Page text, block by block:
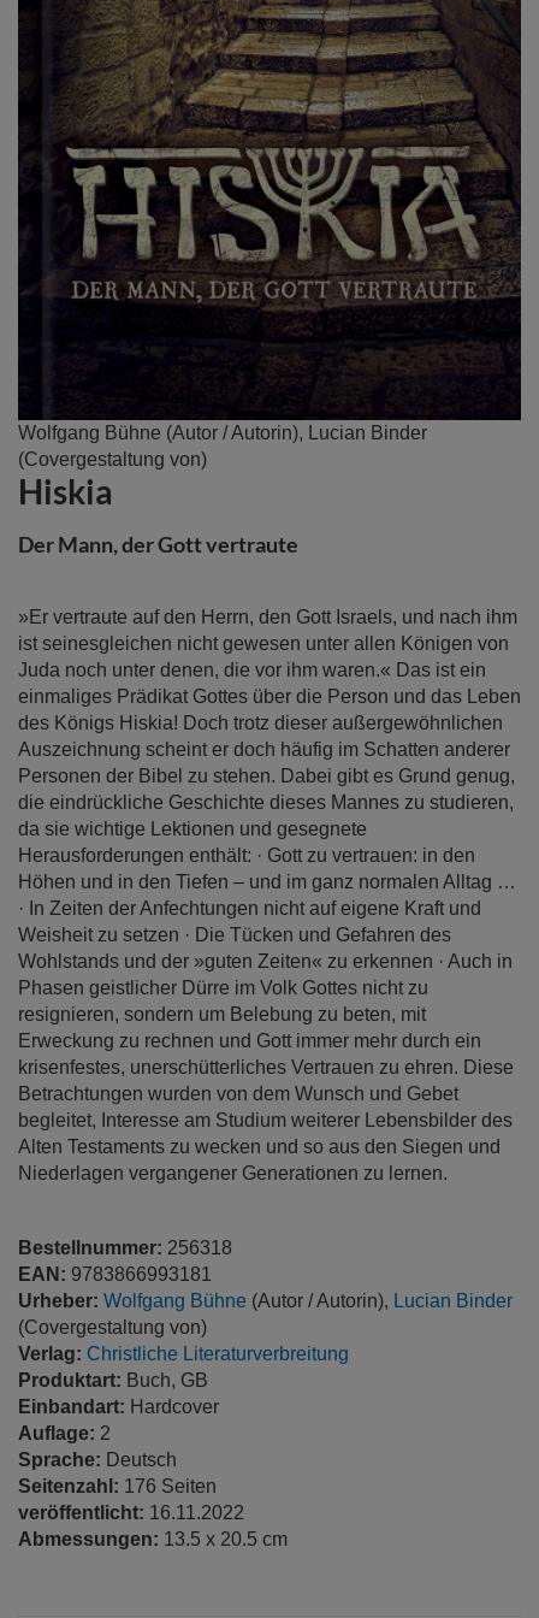
Wolfgang Bühne (Autor / Autorin),
Lucian Binder
(Covergestaltung von)
Hiskia
Der Mann, der Gott vertraute
»Er vertraute auf den Herrn, den Gott Israels, und nach ihm
ist seinesgleichen nicht gewesen unter allen Königen von
Juda noch unter denen, die vor ihm waren.« Das ist ein
einmaliges Prädikat Gottes über die Person und das Leben
des Königs Hiskia! Doch trotz dieser außergewöhnlichen
Auszeichnung scheint er doch häufig im Schatten anderer
Personen der Bibel zu stehen. Dabei gibt es Grund genug,
die eindrückliche Geschichte dieses Mannes zu studieren,
da sie wichtige Lektionen und gesegnete
Herausforderungen enthält: · Gott zu vertrauen: in den
Höhen und in den Tiefen – und im ganz normalen Alltag …
· In Zeiten der Anfechtungen nicht auf eigene Kraft und
Weisheit zu setzen · Die Tücken und Gefahren des
Wohlstands und der »guten Zeiten« zu erkennen · Auch in
Phasen geistlicher Dürre im Volk Gottes nicht zu
resignieren, sondern um Belebung zu beten, mit
Erweckung zu rechnen und Gott immer mehr durch ein
krisenfestes, unerschütterliches Vertrauen zu ehren. Diese
Betrachtungen wurden von dem Wunsch und Gebet
begleitet, Interesse am Studium weiterer Lebensbilder des
Alten Testaments zu wecken und so aus den Siegen und
Niederlagen vergangener Generationen zu lernen.
Bestellnummer: 256318
EAN: 9783866993181
Urheber: Wolfgang Bühne (Autor / Autorin), Lucian Binder
(Covergestaltung von)
Verlag: Christliche Literaturverbreitung
Produktart: Buch, GB
Einbandart: Hardcover
Auflage: 2
Sprache: Deutsch
Seitenzahl: 176 Seiten
veröffentlicht: 16.11.2022
Abmessungen: 13.5 x 20.5 cm
Zum
Anfang
der
Bildergalerie
springen